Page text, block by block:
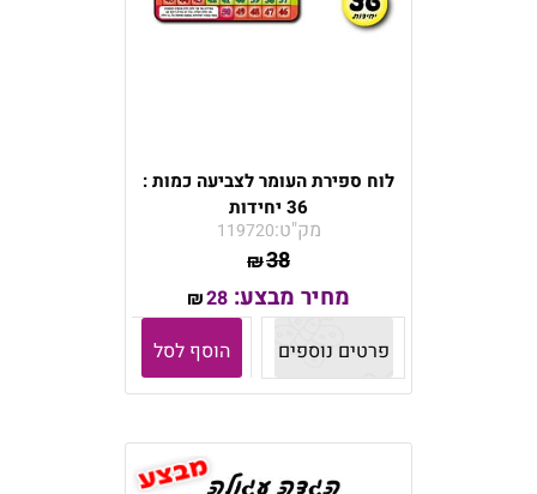
לוח ספירת העומר לצביעה כמות :
36 יחידות
מק"ט:119720
₪38
מחיר מבצע: ₪28
פרטים נוספים
הוסף לסל